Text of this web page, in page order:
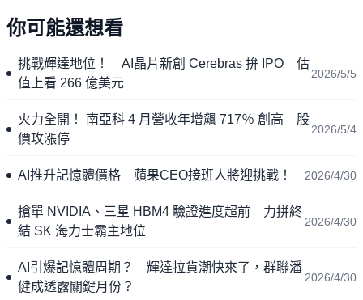
你可能還想看
挑戰輝達地位！ AI晶片新創 Cerebras 拚 IPO 估
值上看 266 億美元
2026/5/5
火力全開！ 南亞科 4 月營收年增飆 717％ 創高 股
價攻漲停
2026/5/4
AI推升記憶體價格 蘋果CEO接班人將迎挑戰！ 2026/4/30
搶單 NVIDIA、三星 HBM4 驗證進度超前 力拼終
結 SK 海力士霸主地位
2026/4/30
AI引爆記憶體周期？ 輝達拉貨潮快來了，群聯潘
健成透露關鍵月份？
2026/4/30